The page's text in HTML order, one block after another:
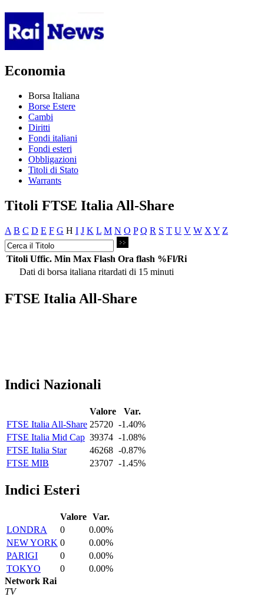
Economia
Borsa Italiana
Borse Estere
Cambi
Diritti
Fondi italiani
Fondi esteri
Obbligazioni
Titoli di Stato
Warrants
Titoli FTSE Italia All-Share
A B C D E F G H I J K L M N O P Q R S T U V W X Y Z
Titoli Uffic. Min Max Flash Ora flash %Fl/Ri
Dati di borsa italiana ritardati di 15 minuti
FTSE Italia All-Share
Indici Nazionali
Valore
Var.
FTSE Italia All-Share 25720 -1.40%
FTSE Italia Mid Cap 39374 -1.08%
FTSE Italia Star
46268 -0.87%
FTSE MIB
23707 -1.45%
Indici Esteri
Valore Var.
LONDRA
0
0.00%
NEW YORK 0
0.00%
PARIGI
0
0.00%
TOKYO
0
0.00%
Network Rai
TV